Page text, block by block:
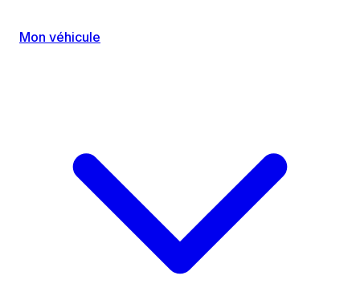
Mon véhicule